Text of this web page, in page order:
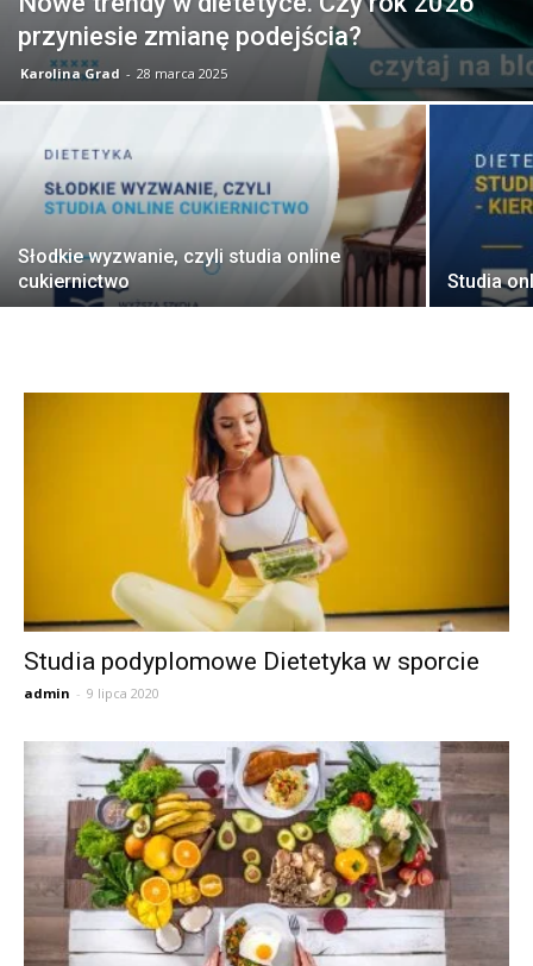
przyniesie zmianę podejścia?
Karolina Grad - 28 marca 2025
Słodkie wyzwanie, czyli studia online
cukiernictwo
Studia
Studia podyplomowe Dietetyka w sporcie
admin - 9 lipca 2020